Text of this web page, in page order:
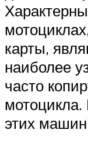
карты,
наиболее
часто
мотоцикла.
этих